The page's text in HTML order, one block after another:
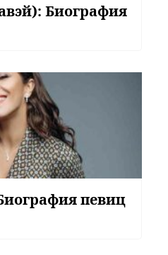
Биография
певиц